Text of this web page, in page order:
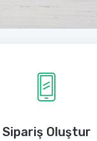
Sipariş Oluştur